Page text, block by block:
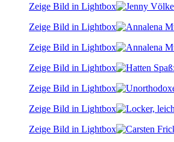
Zeige Bild in Lightbox
Zeige Bild in Lightbox
Zeige Bild in Lightbox
Zeige Bild in Lightbox
Zeige Bild in Lightbox
Zeige Bild in Lightbox
Zeige Bild in Lightbox